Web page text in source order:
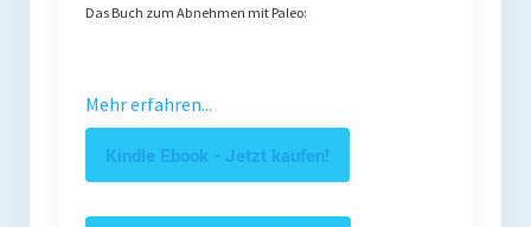
Das Buch zum Abnehmen mit Paleo:
Mehr erfahren...
Kindle Ebook - Jetzt kaufen!